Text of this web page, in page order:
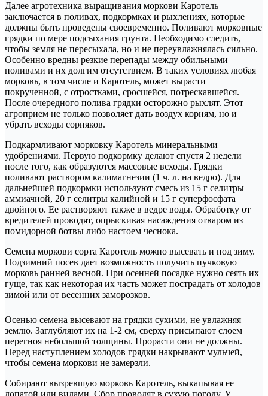
Далее агротехника выращивания моркови Каротель
заключается в поливах, подкормках и рыхлениях, которые
должны быть проведены своевременно. Поливают морковные
грядки по мере подсыхания грунта. Необходимо следить,
чтобы земля не пересыхала, но и не переувлажнялась сильно.
Особенно вредны резкие перепады между обильными
поливами и их долгим отсутствием. В таких условиях любая
морковь, в том числе и Каротель, может вырасти
покрученной, с отростками, сросшейся, потрескавшейся.
После очередного полива грядки осторожно рыхлят. Этот
агроприем не только позволяет дать воздух корням, но и
убрать всходы сорняков.
Подкармливают морковку Каротель минеральными
удобрениями. Первую подкормку делают спустя 2 недели
после того, как образуются массовые всходы. Грядки
поливают раствором калимагнезии (1 ч. л. на ведро). Для
дальнейшей подкормки используют смесь из 15 г селитры
аммиачной, 20 г селитры калийной и 15 г суперфосфата
двойного. Ее растворяют также в ведре воды. Обработку от
вредителей проводят, опрыскивая насаждения отваром из
помидорной ботвы либо настоем чеснока.
Семена моркови сорта Каротель можно высевать и под зиму.
Подзимний посев дает возможность получить пучковую
морковь ранней весной. При осенней посадке нужно сеять их
гуще, так как некоторая их часть может пострадать от холодов
зимой или от весенних заморозков.
Осенью семена высевают на грядки сухими, не увлажняя
землю. Заглубляют их на 1-2 см, сверху присыпают слоем
перегноя небольшой толщины. Прорасти они не должны.
Перед наступлением холодов грядки накрывают мульчей,
чтобы семена моркови не замерзли.
Собирают вызревшую морковь Каротель, выкапывая ее